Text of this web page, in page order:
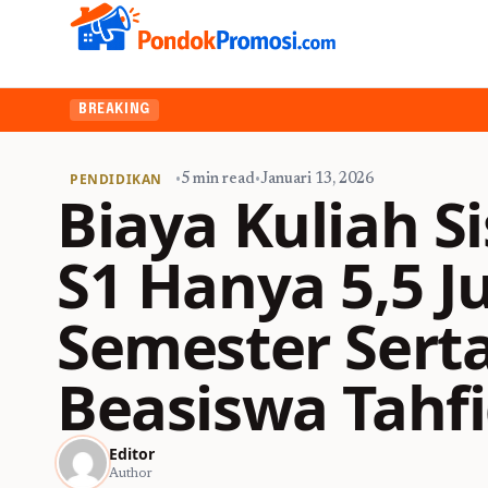
BREAKING
PENDIDIKAN •5 min read•Januari 13, 2026
Biaya Kuliah
S1 Hanya 5,5
Semester
Beasiswa
Editor
Author